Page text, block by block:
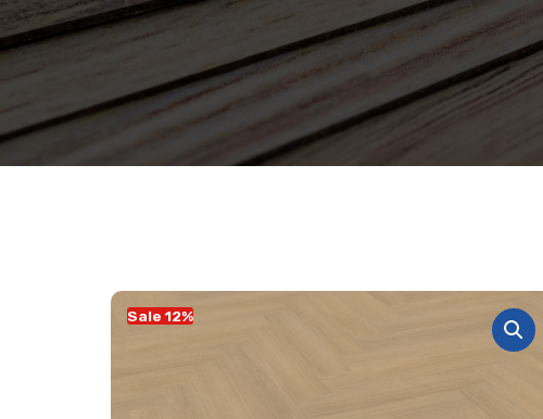
Sale 12%